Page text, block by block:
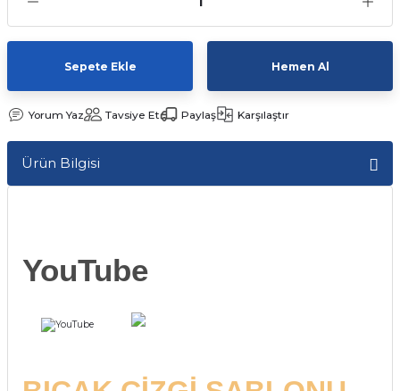
Ambalajlerı
Sepete Ekle Hemen Al
Yorum Yaz Tavsiye Et Paylaş Karşılaştır
Ürün Bilgisi
YouTube